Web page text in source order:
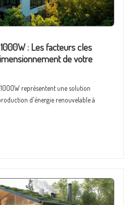
: Les facteurs cles
de votre
représentent une solution
d'énergie renouvelable à